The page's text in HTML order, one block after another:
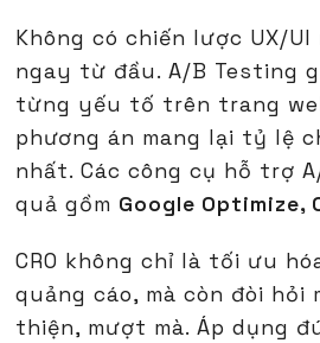
Không có chiến lược UX/UI
ngay từ đầu. A/B Testing
từng yếu tố trên trang
phương án mang lại tỷ lệ
nhất. Các công cụ hỗ trợ
quả gồm Google Optimize,
CRO không chỉ là tối ưu
quảng cáo, mà còn đòi hỏi
thiện, mượt mà. Áp dụng